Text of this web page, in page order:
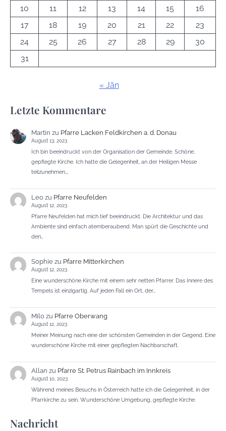
10
11 12 13 14 15
16
17
18 19 20 21 22
23
24
25 26 27 28 29
30
31
« Jän
Letzte Kommentare
Martin zu Pfarre Lacken Feldkirchen a. d. Donau
August 13, 2023
Ich bin beeindruckt von der Organisation der Gemeinde. Schöne,
gepflegte Kirche. Ich hatte die Gelegenheit, an der Heiligen Messe
teilzunehmen,…
Leozu Pfarre Neufelden
August 12, 2023
Pfarre Neufelden hat mich tief beeindruckt. Die Architektur und das
Ambiente sind einfach atemberaubend. Man spürt die Geschichte und
den…
Sophiezu Pfarre Mitterkirchen
August 12, 2023
Eine wunderschöne Kirche mit einem sehr netten Pfarrer. Das Innere des
Tempels ist einzigartig. Auf jeden Fall ein Ort, der…
Milozu Pfarre Oberwang
August 12, 2023
Meiner Meinung nach eine der schönsten Gemeinden in der Gegend. Eine
wunderschöne Kirche mit einer gepflegten Nachbarschaft.
Allan zu Pfarre St. Petrus Rainbach im Innkreis
August 10, 2023
Während meines Besuchs in Österreich hatte ich die Gelegenheit, in der
Pfarrkirche zu sein. Wunderschöne Umgebung, gepflegte Kirche.
Nachricht